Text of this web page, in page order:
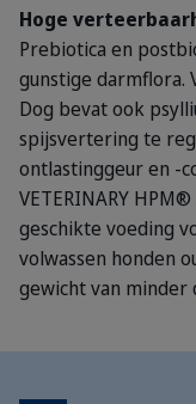
Hoge
Prebiotica en
gunstige darmflora.
Dog bevat ook
spijsvertering te
ontlastinggeur en -
VETERINARY
geschikte voeding
volwassen honden
gewicht van minder